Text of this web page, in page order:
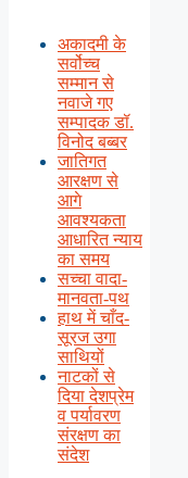
अकादमी के
सर्वोच्च
सम्मान से
नवाजे गए
सम्पादक डॉ.
विनोद बब्बर
जातिगत
आरक्षण से
आगे
आवश्यकता
आधारित न्याय
का समय
सच्चा वादा-
मानवता-पथ
हाथ में चाँद-
सूरज उगा
साथियों
नाटकों से
दिया देशप्रेम
व पर्यावरण
संरक्षण का
संदेश